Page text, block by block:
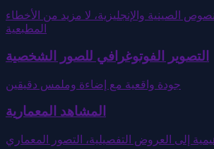
الصينية والإنجليزية، لا مزيد من الأخطاء
المطبعية
التصوير الفوتوغرافي للصور الشخصية
جودة واقعية مع إضاءة وملمس دقيقين
المشاهد المعمارية
إلى العروض التفصيلية، التصور المعماري